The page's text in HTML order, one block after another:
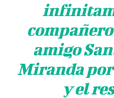
amigo
Miranda
y el